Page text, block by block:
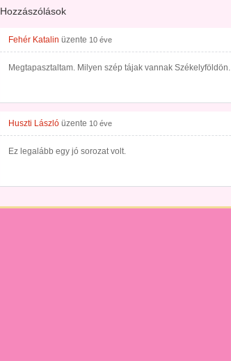
Hozzászólások
Fehér Katalin üzente 10 éve
Megtapasztaltam. Milyen szép tájak vannak Székelyföldön.
Huszti László üzente 10 éve
Ez legalább egy jó sorozat volt.